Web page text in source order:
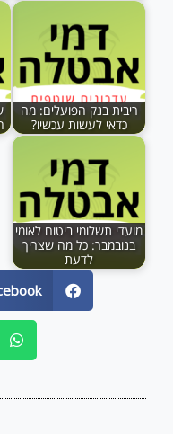
ריבית בנק הפועלים: מה
כדאי לעשות עכשיו?
מועדי תשלומי ביטוח לאומי
בנובמבר: כל מה שצריך
לדעת